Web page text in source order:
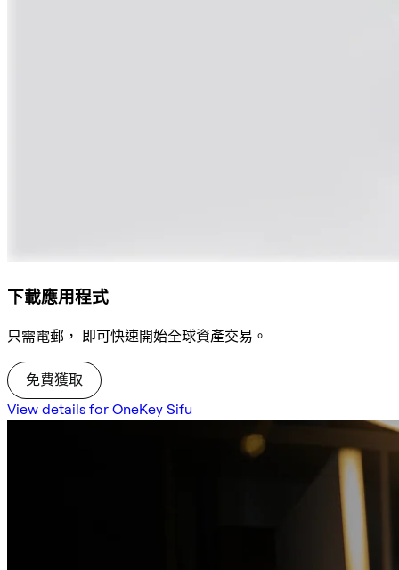
下載應用程式
只需電郵， 即可快速開始全球資產交易。
免費獲取
View details for OneKey Sifu